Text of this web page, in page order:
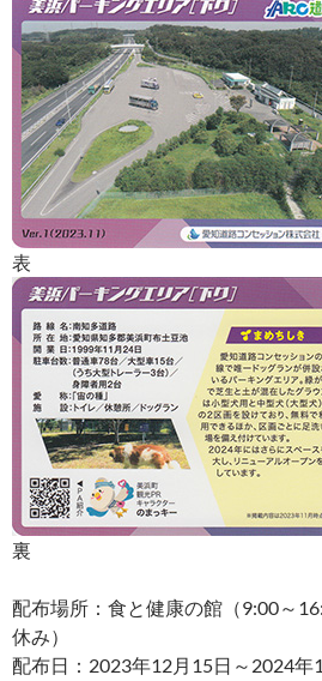
表
裏
配布場所：食と健康の館（9:00～
休み）
配布日：2023年12月15日～2024年